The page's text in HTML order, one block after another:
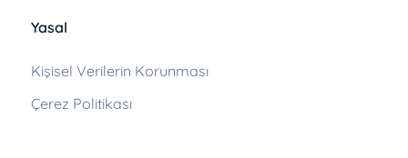
Yasal
Kişisel Verilerin Korunması
Çerez Politikası